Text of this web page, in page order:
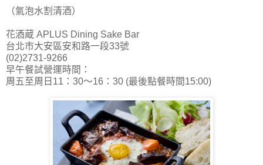
（氣泡水割清酒）
花酒蔵 APLUS Dining Sake Bar
台北市大安區安和路一段33號
(02)2731-9266
早午餐試營運時間：
周五至周日11：30～16：30 (最後點餐時間15:00)